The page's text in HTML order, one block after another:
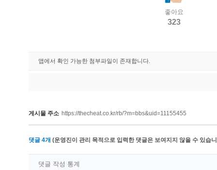
좋아요
323
앱에서 확인 가능한 첨부파일이 존재합니다.
게시물 주소 https://thecheat.co.kr/rb/?m=bbs&uid=11155455
댓글 4개 (운영진이 관리 목적으로 입력한 댓글은 보여지지 않을 수 있습
댓글 작성 통계